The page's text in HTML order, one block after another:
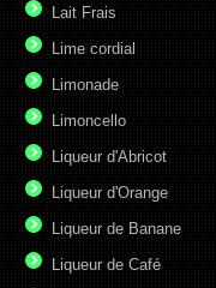
Lait Frais
Lime cordial
Limonade
Limoncello
Liqueur d'Abricot
Liqueur d'Orange
Liqueur de Banane
Liqueur de Café